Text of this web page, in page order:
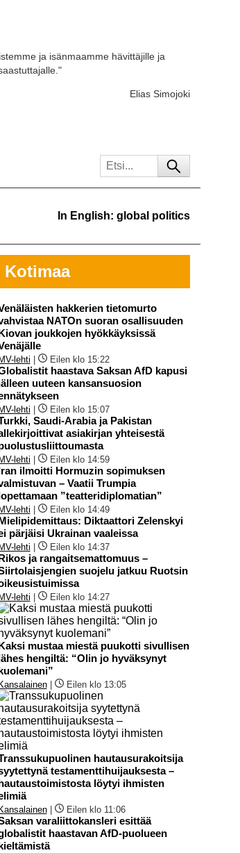
ja isänmaamme hävittäjille ja
Elias Simojoki
In English: global politics
Kotimaa
hakkerien tietomurto
NATOn suoran osallisuuden
joukkojen hyökkäyksissä
MV-lehti Eilen klo 15:22
haastava Saksan AfD kapusi
uuteen kansansuosion
MV-lehti Eilen klo 15:07
Saudi-Arabia ja Pakistan
asiakirjan yhteisestä
MV-lehti Eilen klo 14:59
ilmoitti Hormuzin sopimuksen
– Vaatii Trumpia
”teatteridiplomatian”
MV-lehti Eilen klo 14:49
Diktaattori Zelenskyi
pärjäisi Ukrainan vaaleissa
MV-lehti Eilen klo 14:37
ja rangaitsemattomuus –
suojelu jatkuu Ruotsin
MV-lehti Eilen klo 14:27
mustaa miestä puukotti sivullisen
hengiltä: “Olin jo hyväksynyt
Kansalainen| Eilen klo 13:05
hautausurakoitsija
testamenttihuijauksesta –
löytyi ihmisten
Kansalainen| Eilen klo 11:06
varaliittokansleri esittää
haastavan AfD-puolueen